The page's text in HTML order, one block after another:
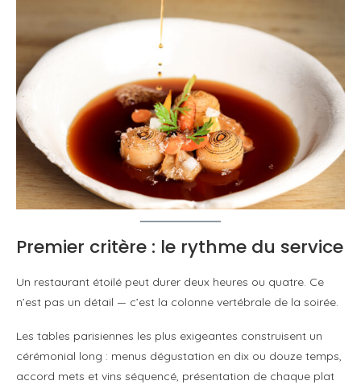
Premier critère : le rythme du service
Un restaurant étoilé peut durer deux heures ou quatre. Ce
n’est pas un détail — c’est la colonne vertébrale de la soirée.
Les tables parisiennes les plus exigeantes construisent un
cérémonial long : menus dégustation en dix ou douze temps,
accord mets et vins séquencé, présentation de chaque plat